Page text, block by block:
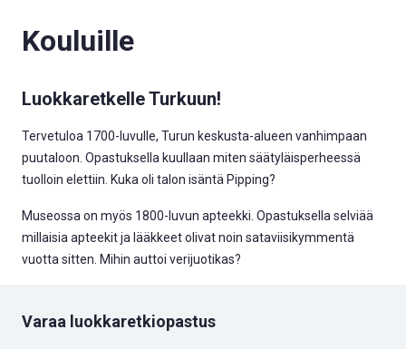
Kouluille
Luokkaretkelle Turkuun!
Tervetuloa 1700-luvulle, Turun keskusta-alueen vanhimpaan
puutaloon. Opastuksella kuullaan miten säätyläisperheessä
tuolloin elettiin. Kuka oli talon isäntä Pipping?
Museossa on myös 1800-luvun apteekki. Opastuksella selviää
millaisia apteekit ja lääkkeet olivat noin sataviisikymmentä
vuotta sitten. Mihin auttoi verijuotikas?
Varaa luokkaretkiopastus